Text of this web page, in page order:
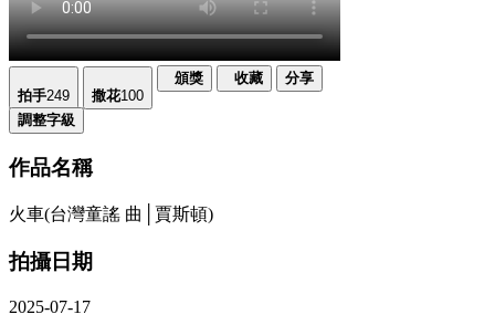
拍手249 撒花100
頒獎 收藏 分享
調整字級
作品名稱
火車(台灣童謠 曲│賈斯頓)
拍攝日期
2025-07-17